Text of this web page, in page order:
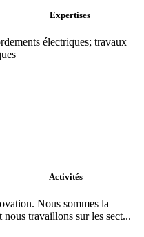
Expertises
électriques; travaux
Activités
Nous sommes la
travaillons sur les sect...